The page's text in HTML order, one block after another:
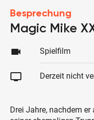
Besprechung
Magic Mike
videocam Spielfilm
tv Derzeit nicht
Drei Jahre, nachdem